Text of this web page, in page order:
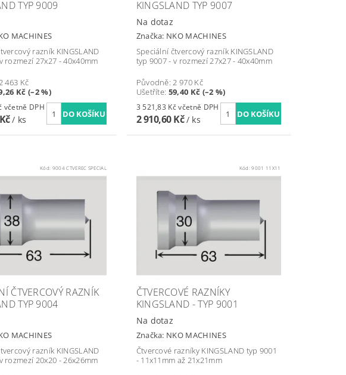
TYP 9009
MACHINES
razník KINGSLAND
rozmezí 27x27 - 40x40mm
463 Kč
Kč (–2 %)
2 920,63 Kč včetně DPH
/ ks
KINGSLAND TYP 9007
Na dotaz
Značka: NKO MACHINES
Speciální čtvercový razník KINGSLAND
typ 9007 - v rozmezí 27x27 - 40x40mm
Původně:2 970 Kč
Ušetříte: 59,40 Kč (–2 %)
3 521,83 Kč včetně DPH
2 910,60 Kč/ ks
Kód: 9004 CTVEREC SPECIAL
ČTVERCOVÝ RAZNÍK
TYP 9004
MACHINES
razník KINGSLAND
rozmezí 20x20 - 26x26mm
Kód:9001 11X11
ČTVERCOVÉ RAZNÍKY
KINGSLAND - TYP 9001
Na dotaz
Značka: NKO MACHINES
Čtvercové razníky KINGSLAND typ 9001
- 11x11mm až 21x21mm